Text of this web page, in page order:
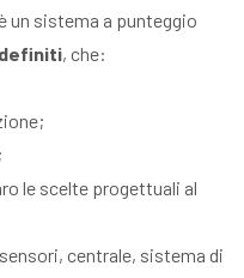
un sistema a punteggio
, che:
le scelte progettuali al
centrale, sistema di